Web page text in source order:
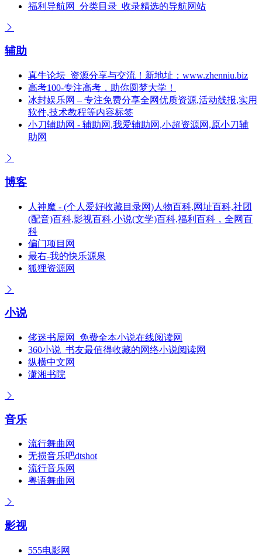
福利导航网_分类目录_收录精选的导航网站
辅助
真牛论坛_资源分享与交流！新地址：www.zhenniu.biz
高考100-专注高考，助你圆梦大学！
冰封娱乐网 – 专注免费分享全网优质资源,活动线报,实用
软件,技术教程等内容标签
小刀辅助网 - 辅助网,我爱辅助网,小超资源网,原小刀辅
助网
博客
人神魔 - (个人爱好收藏目录网)人物百科,网址百科,社团
(配音)百科,影视百科,小说(文学)百科,福利百科，全网百
科
偏门项目网
最右-我的快乐源泉
狐狸资源网
小说
侈迷书屋网_免费全本小说在线阅读网
360小说_书友最值得收藏的网络小说阅读网
纵横中文网
潇湘书院
音乐
流行舞曲网
无损音乐吧dtshot
流行音乐网
粤语舞曲网
影视
555电影网